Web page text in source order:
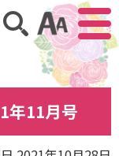
アクセ
サイト内検索
年11月号